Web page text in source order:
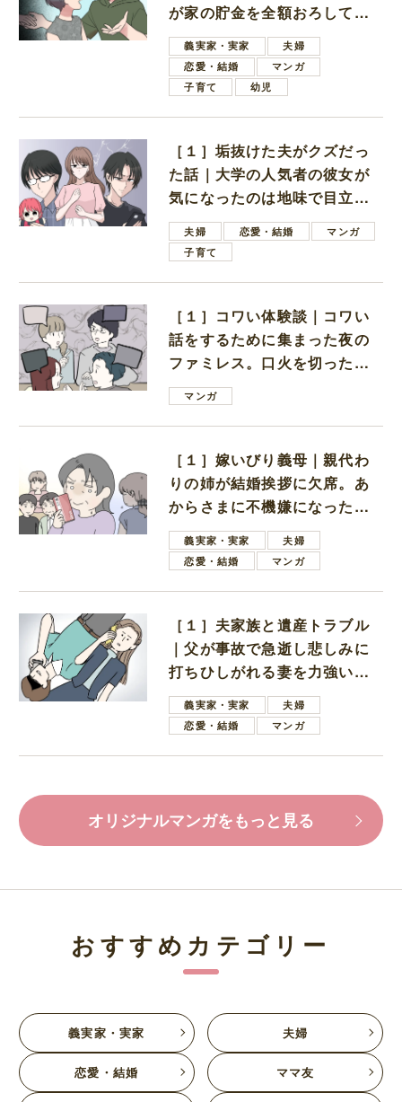
が家の貯金を全額おろしてほ
しいと言ってきた
義実家・実家
夫婦
恋愛・結婚
マンガ
子育て
幼児
［１］垢抜けた夫がクズだっ
た話｜大学の人気者の彼女が
気になったのは地味で目立た
ない男子学生
夫婦 恋愛・結婚
マンガ
子育て
［１］コワい体験談｜コワい
話をするために集まった夜の
ファミレス。口火を切ったの
は電車好きの男の子ママ
マンガ
［１］嫁いびり義母｜親代わ
りの姉が結婚挨拶に欠席。あ
からさまに不機嫌になった義
母義実家・実家
夫婦
恋愛・結婚
マンガ
［１］夫家族と遺産トラブル
｜父が事故で急逝し悲しみに
打ちひしがれる妻を力強い言
葉で励ます夫
義実家・実家
夫婦
恋愛・結婚
マンガ
オリジナルマンガをもっと見る
おすすめカテゴリー
義実家・実家 夫婦
恋愛・結婚 ママ友